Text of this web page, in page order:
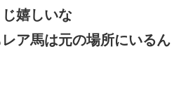
嬉しいな
ア馬は元の場所にいるん